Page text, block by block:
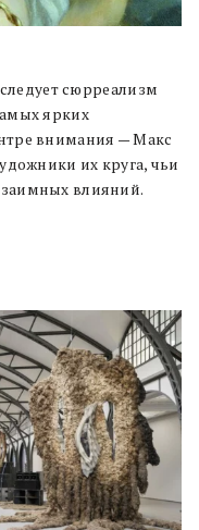
сюрреализм
ярких
внимания — Макс
их круга, чьи
влияний.